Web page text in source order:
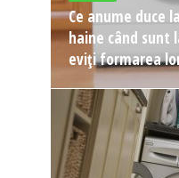
Ce anume duce
haine când sunt
eviți formarea